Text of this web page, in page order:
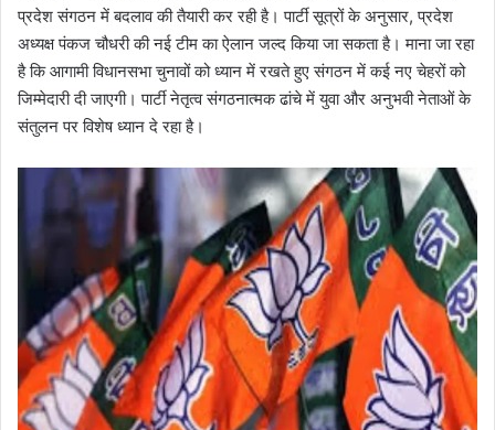
प्रदेश संगठन में बदलाव की तैयारी कर रही है। पार्टी सूत्रों के अनुसार, प्रदेश
अध्यक्ष पंकज चौधरी की नई टीम का ऐलान जल्द किया जा सकता है। माना जा रहा
है कि आगामी विधानसभा चुनावों को ध्यान में रखते हुए संगठन में कई नए चेहरों को
जिम्मेदारी दी जाएगी। पार्टी नेतृत्व संगठनात्मक ढांचे में युवा और अनुभवी नेताओं के
संतुलन पर विशेष ध्यान दे रहा है।